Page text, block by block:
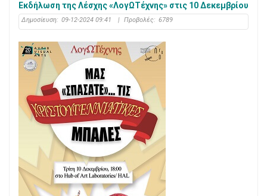
Εκδήλωση της Λέσχης «ΛογΩΤέχνης» στις 10 Δεκεμβρίου
Δημοσίευση: 09-12-2024 09:41 | Προβολές: 6789